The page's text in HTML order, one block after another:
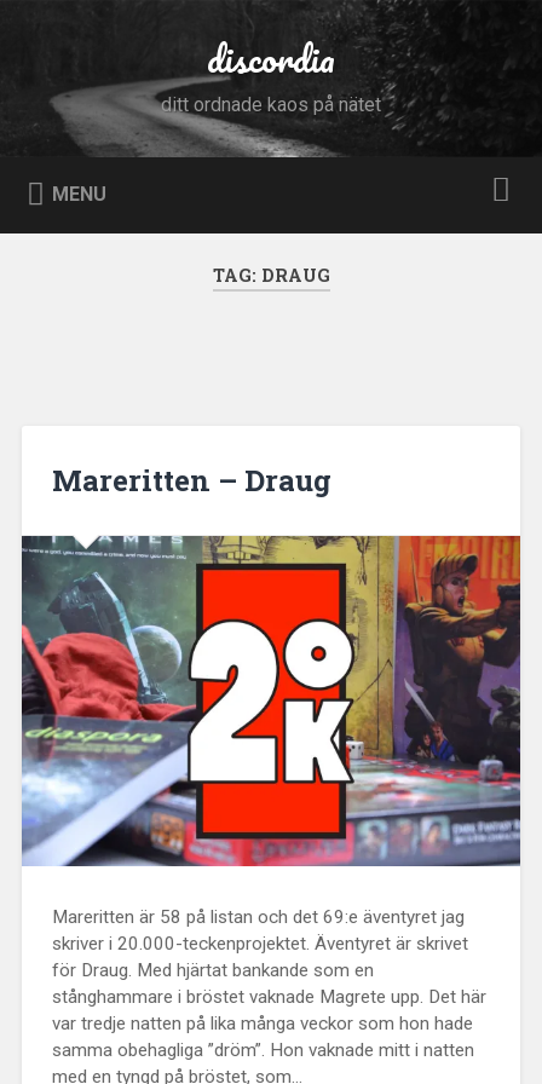
discordia
ditt ordnade kaos på nätet
MENU
TAG: DRAUG
Mareritten – Draug
Mareritten är 58 på listan och det 69:e äventyret jag
skriver i 20.000-teckenprojektet. Äventyret är skrivet
för Draug. Med hjärtat bankande som en
stånghammare i bröstet vaknade Magrete upp. Det här
var tredje natten på lika många veckor som hon hade
samma obehagliga ”dröm”. Hon vaknade mitt i natten
med en tyngd på bröstet, som...